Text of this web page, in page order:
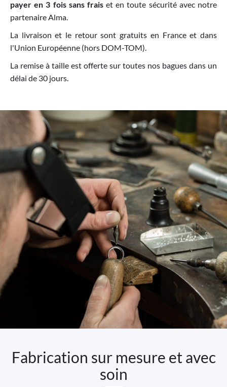
payer en 3 fois sans fraiset en toute sécurité avec notre
partenaire Alma.
La livraison et le retour sont gratuits en France et dans
l'Union Européenne (hors DOM-TOM).
La remise à taille est offerte sur toutes nos bagues dans un
délai de 30 jours.
Fabrication sur mesure et avec
soin